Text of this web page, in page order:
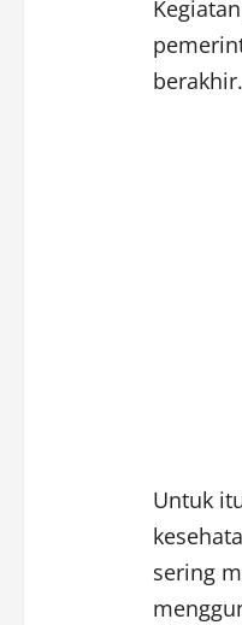
berakhir.
Untuk
sering